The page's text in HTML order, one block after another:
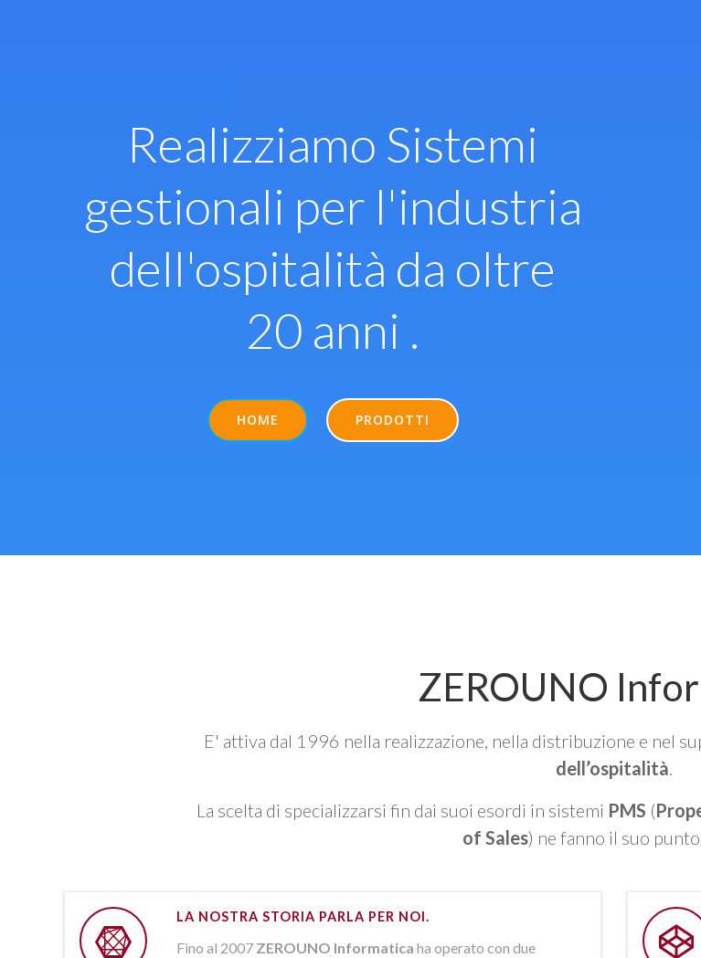
Realizziamo Sistemi
gestionali per l'industria
dell'ospitalità da oltre
20 anni .
HOME PRODOTTI
ZEROUNO
E' attiva dal 1996 nella realizzazione, nella distribuzione e nel
dell’ospitalità
La scelta di specializzarsi fin dai suoi esordi in sistemi PMS (
of Sales) ne fanno il suo
LA NOSTRA STORIA PARLA PER NOI.
Fino al 2007 ZEROUNO Informatica ha operato con due